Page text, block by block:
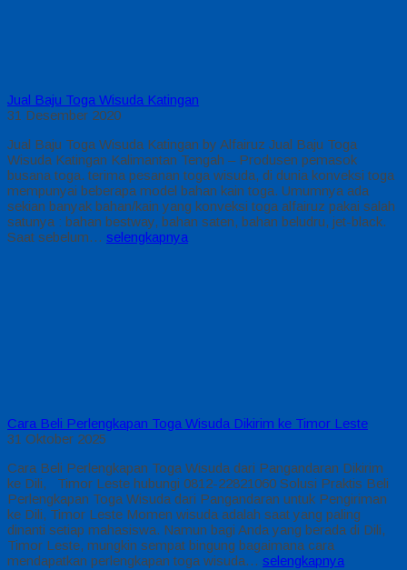
Jual Baju Toga Wisuda Katingan
31 Desember 2020
Jual Baju Toga Wisuda Katingan by Alfairuz Jual Baju Toga
Wisuda Katingan Kalimantan Tengah – Produsen pemasok
busana toga. terima pesanan toga wisuda, di dunia konveksi toga
mempunyai beberapa model bahan kain toga. Umumnya ada
sekian banyak bahan/kain yang konveksi toga alfairuz pakai salah
satunya : bahan bestway, bahan saten, bahan beludru, jet-black.
Saat sebelum… selengkapnya
Cara Beli Perlengkapan Toga Wisuda Dikirim ke Timor Leste
31 Oktober 2025
Cara Beli Perlengkapan Toga Wisuda dari Pangandaran Dikirim
ke Dili, Timor Leste hubungi 0812-22821060 Solusi Praktis Beli
Perlengkapan Toga Wisuda dari Pangandaran untuk Pengiriman
ke Dili, Timor Leste Momen wisuda adalah saat yang paling
dinanti setiap mahasiswa. Namun bagi Anda yang berada di Dili,
Timor Leste, mungkin sempat bingung bagaimana cara
mendapatkan perlengkapan toga wisuda… selengkapnya